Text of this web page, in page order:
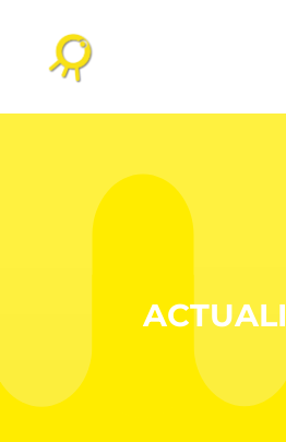
ACCUEIL
AGENDA CULTUREL
NOS PUBLICATIONS
CONTACT